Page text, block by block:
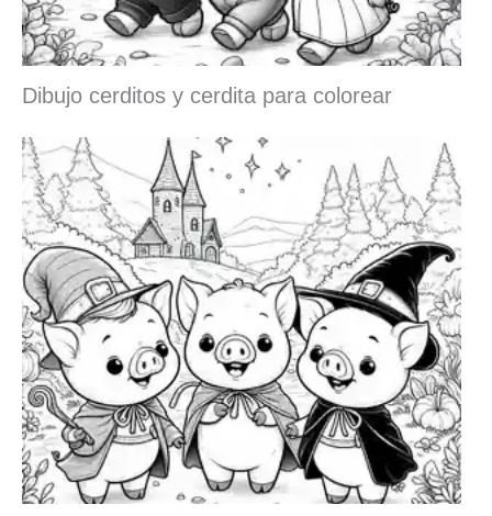
Dibujo cerditos y cerdita para colorear